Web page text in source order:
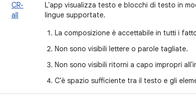
CR-
all
L'app visualizza testo e blocchi di testo in
lingue supportate.
La composizione è accettabile in tutti i
Non sono visibili lettere o parole tagliate.
Non sono visibili ritorni a capo impropri
C'è spazio sufficiente tra il testo e gli